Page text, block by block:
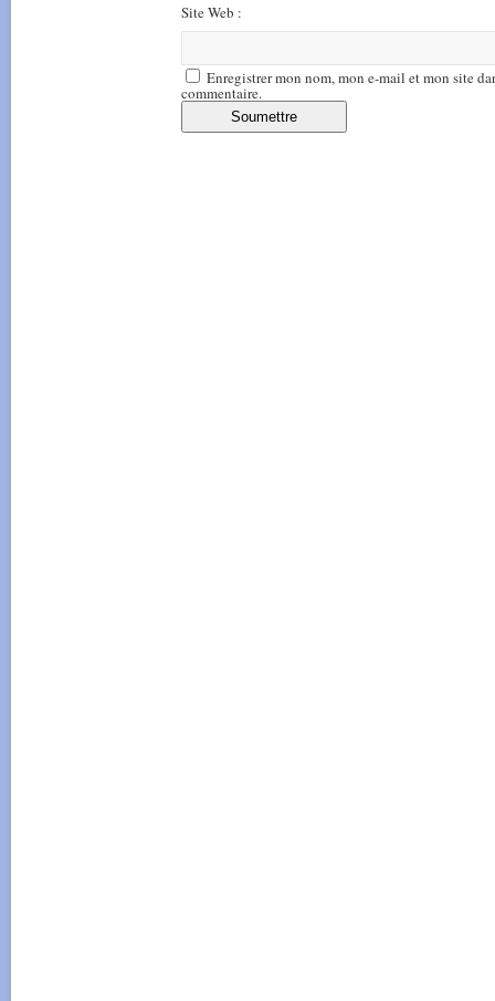
Site Web :
Enregistrer mon nom, mon e-mail et mon site
commentaire.